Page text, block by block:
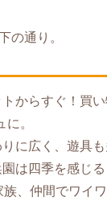
の通り。
からすぐ！買
。
に広く、遊具
は四季を感じ
、仲間でワイ